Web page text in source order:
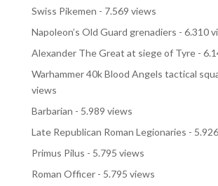
Swiss Pikemen - 7.569 views
Napoleon’s Old Guard grenadiers - 6.310
Alexander The Great at siege of Tyre-
Warhammer 40k Blood Angels tactical
views
Barbarian - 5.989 views
Late Republican Roman Legionaries -
Primus Pilus - 5.795 views
Roman Officer- 5.795 views